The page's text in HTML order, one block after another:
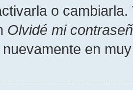
o
Olvidé mi
en